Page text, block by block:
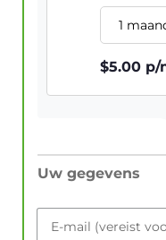
1
$5.00 p/
Uw gegevens
E-mail (vereist